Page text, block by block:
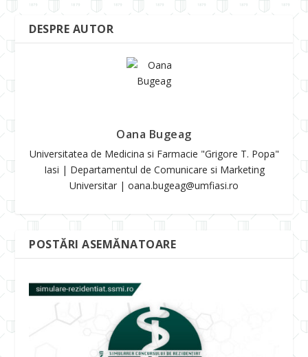
DESPRE AUTOR
Oana Bugeag
Universitatea de Medicina si Farmacie "Grigore T. Popa"
Iasi | Departamentul de Comunicare si Marketing
Universitar | oana.bugeag@umfiasi.ro
POSTĂRI ASEMĂNATOARE